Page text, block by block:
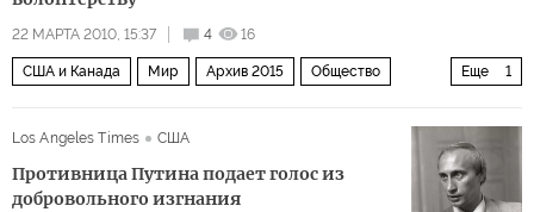
22 МАРТА 2010, 15:37 4 16
Еще 1
США и Канада Мир Архив 2015 Общество
Los Angeles Times
США
Противница Путина подает голос из
добровольного изгнания